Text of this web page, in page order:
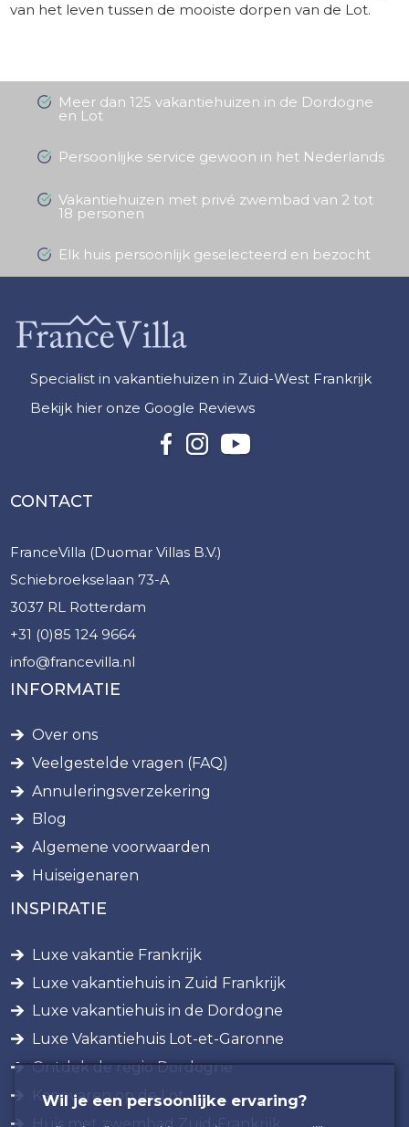
van het leven tussen de mooiste dorpen van de Lot.
Meer dan 125 vakantiehuizen in de Dordogne
en Lot
Persoonlijke service gewoon in het Nederlands
Vakantiehuizen met privé zwembad van 2 tot
18 personen
Elk huis persoonlijk geselecteerd en bezocht
Specialist in vakantiehuizen in Zuid-West Frankrijk
Bekijk hier onze Google Reviews
CONTACT
FranceVilla (Duomar Villas B.V.)
Schiebroekselaan 73-A
3037 RL Rotterdam
+31 (0)85 124 9664
info@francevilla.nl
INFORMATIE
Over ons
Veelgestelde vragen (FAQ)
Annuleringsverzekering
Blog
Algemene voorwaarden
Huiseigenaren
INSPIRATIE
Luxe vakantie Frankrijk
Luxe vakantiehuis in Zuid Frankrijk
Luxe vakantiehuis in de Dordogne
Luxe Vakantiehuis Lot-et-Garonne
Ontdek de regio Dordogne
Kanovaren op de Lot
Huis met zwembad Zuid-Frankrijk
Wil je een persoonlijke ervaring?